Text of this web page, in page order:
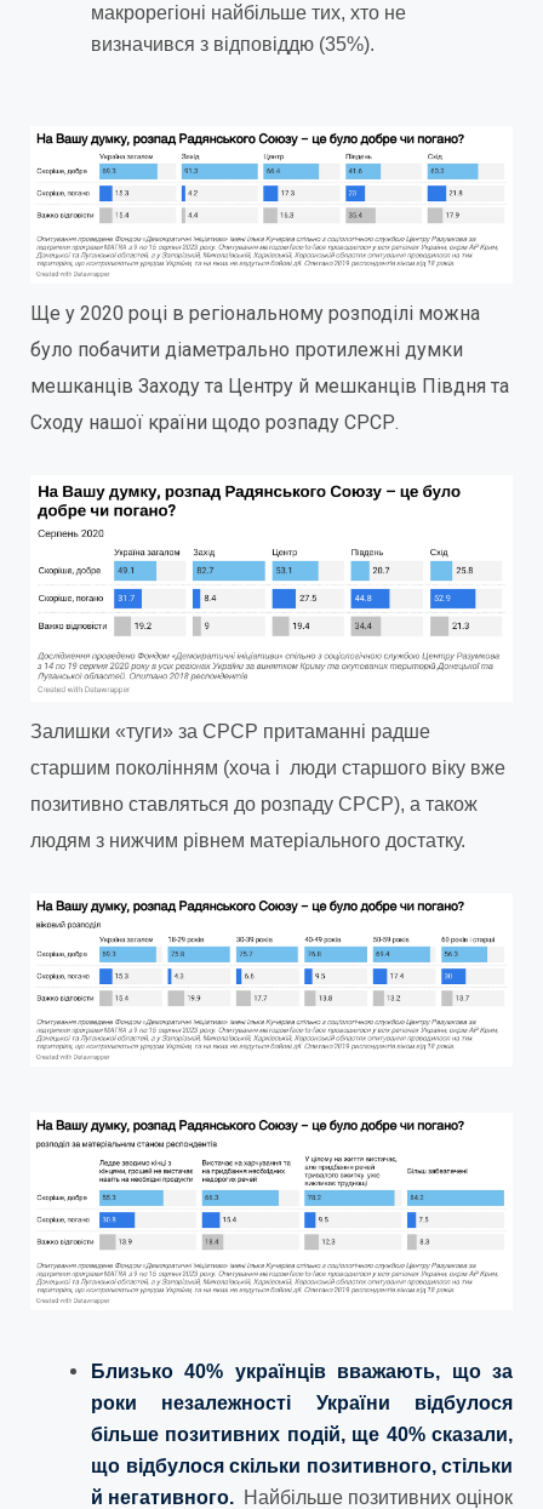
макрорегіоні найбільше тих, хто не
визначився з відповіддю (35%).
Ще у 2020 році в регіональному розподілі можна
було побачити діаметрально протилежні думки
мешканців Заходу та Центру й мешканців Півдня та
Сходу нашої країни щодо розпаду СРСР.
Залишки «туги» за СРСР притаманні радше
старшим поколінням (хоча і люди старшого віку вже
позитивно ставляться до розпаду СРСР), а також
людям з нижчим рівнем матеріального достатку.
Близько 40% українців вважають, що за
роки незалежності України відбулося
більше позитивних подій, ще 40% сказали,
що відбулося скільки позитивного, стільки
й негативного. Найбільше позитивних оцінок